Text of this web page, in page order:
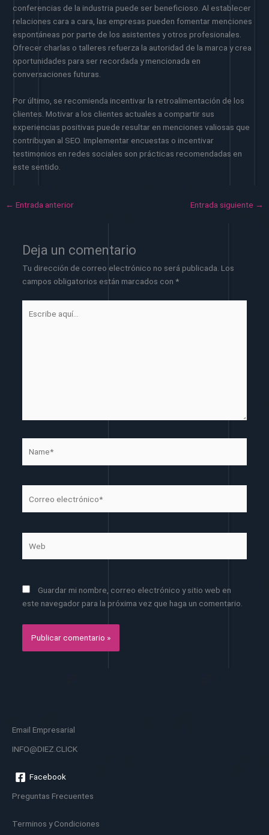
conferencias de la industria puede ser beneficioso. Al establecer
relaciones cara a cara, las empresas pueden fomentar menciones
espontáneas por parte de los asistentes y otros profesionales.
Ofrecer charlas o talleres refuerza la autoridad de la marca y crea
oportunidades para ser recordada y mencionada en
conversaciones futuras.
Por último, se recomienda incentivar la retroalimentación de los
clientes. Motivar a los clientes actuales a compartir sus
experiencias positivas puede resultar en menciones valiosas que
contribuyan al SEO. Implementar encuestas o incentivar
testimonios en redes sociales son prácticas recomendadas en
este sentido.
← Entrada anterior Entrada siguiente →
Deja un comentario
Tu dirección de correo electrónico no será publicada. Los
campos obligatorios están marcados con *
aquí...
electrónico*
Guardar mi nombre, correo electrónico y sitio web en
este navegador para la próxima vez que haga un comentario.
Email Empresarial
INFO@DIEZ.CLICK
Facebook
Preguntas Frecuentes
Terminos y Condiciones